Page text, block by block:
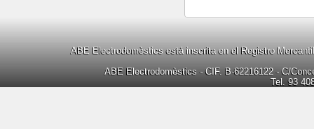
ABE Electrodomèstics está inscrita en el Registro
ABE Electrodomèstics - CIF. B-62216122 - C/
Tel. 93